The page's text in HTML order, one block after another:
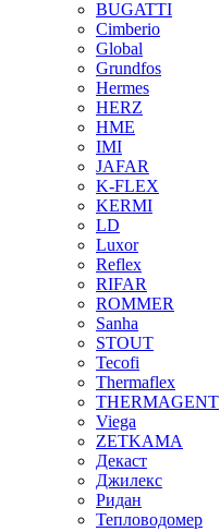
BUGATTI
Cimberio
Global
Grundfos
Hermes
HERZ
HME
IMI
JAFAR
K-FLEX
KERMI
LD
Luxor
Reflex
RIFAR
ROMMER
Sanha
STOUT
Tecofi
Thermaflex
THERMAGENT
Viega
ZETKAMA
Декаст
Джилекс
Ридан
Тепловодомер